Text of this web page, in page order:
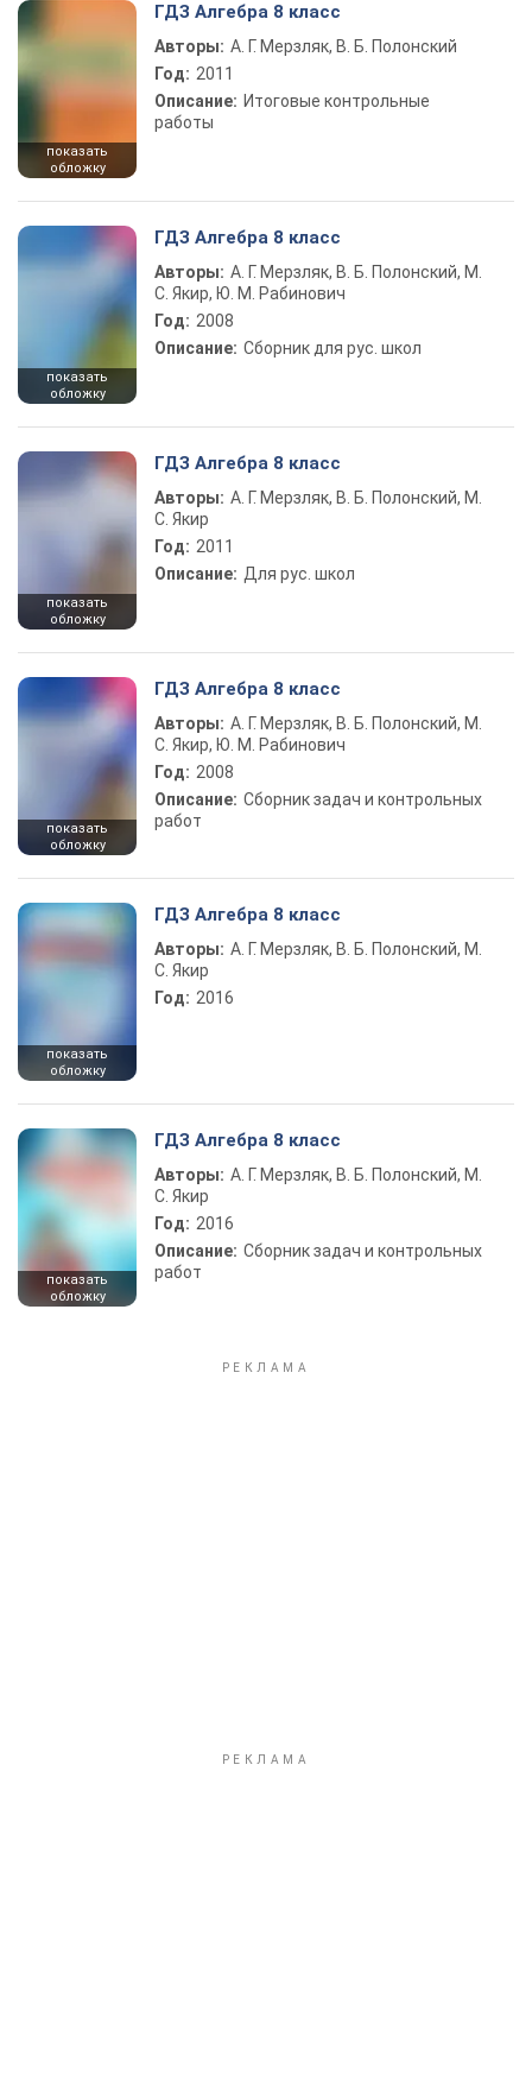
показать
обложку
ГДЗ Алгебра 8 класс
Авторы: А. Г. Мерзляк, В. Б. Полонский
Год: 2011
Описание: Итоговые контрольные
работы
показать
обложку
ГДЗ Алгебра 8 класс
Авторы: А. Г. Мерзляк, В. Б. Полонский, М.
С. Якир, Ю. М. Рабинович
Год: 2008
Описание: Сборник для рус. школ
показать
обложку
ГДЗ Алгебра 8 класс
Авторы: А. Г. Мерзляк, В. Б. Полонский, М.
С. Якир
Год: 2011
Описание: Для рус. школ
показать
обложку
ГДЗ Алгебра 8 класс
Авторы: А. Г. Мерзляк, В. Б. Полонский, М.
С. Якир, Ю. М. Рабинович
Год: 2008
Описание: Сборник задач и контрольных
работ
показать
обложку
ГДЗ Алгебра 8 класс
Авторы: А. Г. Мерзляк, В. Б. Полонский, М.
С. Якир
Год: 2016
показать
обложку
ГДЗ Алгебра 8 класс
Авторы: А. Г. Мерзляк, В. Б. Полонский, М.
С. Якир
Год: 2016
Описание: Сборник задач и контрольных
работ